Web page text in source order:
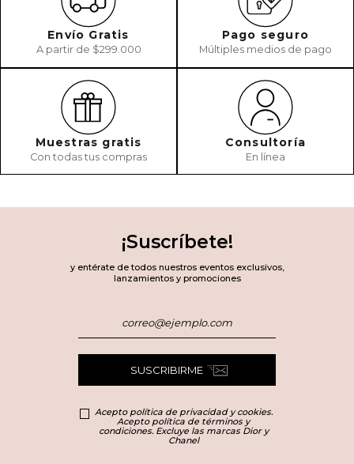
Envío Gratis
A partir de $299.000
Pago seguro
Múltiples medios de pago
Muestras gratis
Con todas tus compras
Consultoría
En línea
¡Suscríbete!
y entérate de todos nuestros eventos exclusivos,
lanzamientos y promociones
SUSCRIBIRME
Acepto política de privacidad y cookies.
Acepto política de términos y
condiciones. Excluye las marcas Dior y
Chanel